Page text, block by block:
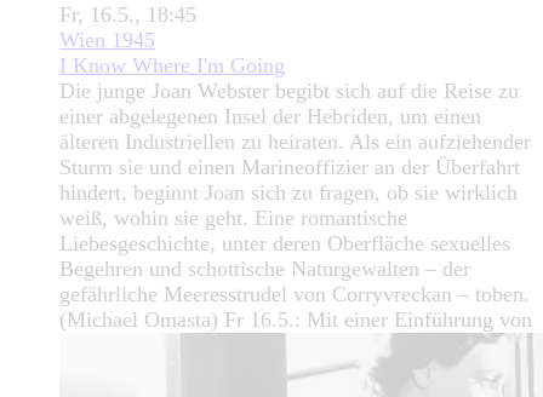
Fr, 16.5., 18:45
Wien 1945
I Know Where I'm Going
Die junge Joan Webster begibt sich auf die Reise zu
einer abgelegenen Insel der Hebriden, um einen
älteren Industriellen zu heiraten. Als ein aufziehender
Sturm sie und einen Marineoffizier an der Überfahrt
hindert, beginnt Joan sich zu fragen, ob sie wirklich
weiß, wohin sie geht. Eine romantische
Liebesgeschichte, unter deren Oberfläche sexuelles
Begehren und schottische Naturgewalten – der
gefährliche Meeresstrudel von Corryvreckan – toben.
(Michael Omasta) Fr 16.5.: Mit einer Einführung von